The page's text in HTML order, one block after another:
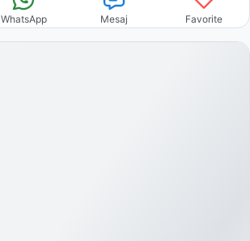
WhatsApp Mesaj Favorite